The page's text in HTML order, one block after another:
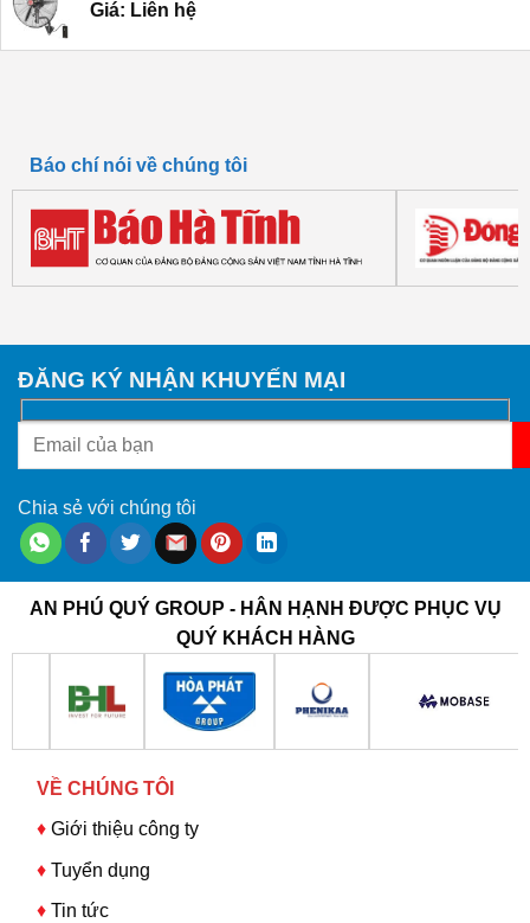
Giá: Liên hệ
Báo chí nói về chúng tôi
ĐĂNG KÝ NHẬN KHUYẾN MẠI
Chia sẻ với chúng tôi
AN PHÚ QUÝ GROUP - HÂN HẠNH ĐƯỢC PHỤC VỤ
QUÝ KHÁCH HÀNG
VỀ CHÚNG TÔI
♦ Giới thiệu công ty
♦Tuyển dụng
♦ Tin tức